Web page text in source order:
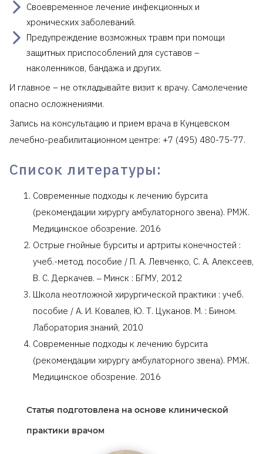
Своевременное лечение инфекционных и
хронических заболеваний.
Предупреждение возможных травм при помощи
защитных приспособлений для суставов –
наколенников, бандажа и других.
И главное – не откладывайте визит к врачу. Самолечение
опасно осложнениями.
Запись на консультацию и прием врача в Кунцевском
лечебно-реабилитационном центре: +7 (495) 480-75-77.
Список литературы:
Современные подходы к лечению бурсита
(рекомендации хирургу амбулаторного звена). РМЖ.
Медицинское обозрение. 2016
Острые гнойные бурситы и артриты конечностей :
учеб.-метод. пособие / П. А. Левченко, С. А. Алексеев,
В. С. Деркачев. ‒ Минск : БГМУ, 2012
Школа неотложной хирургической практики : учеб.
пособие / А. И. Ковалев, Ю. Т. Цуканов. М. : Бином.
Лаборатория знаний, 2010
Современные подходы к лечению бурсита
(рекомендации хирургу амбулаторного звена). РМЖ.
Медицинское обозрение. 2016
Статья подготовлена на основе клинической
практики врачом